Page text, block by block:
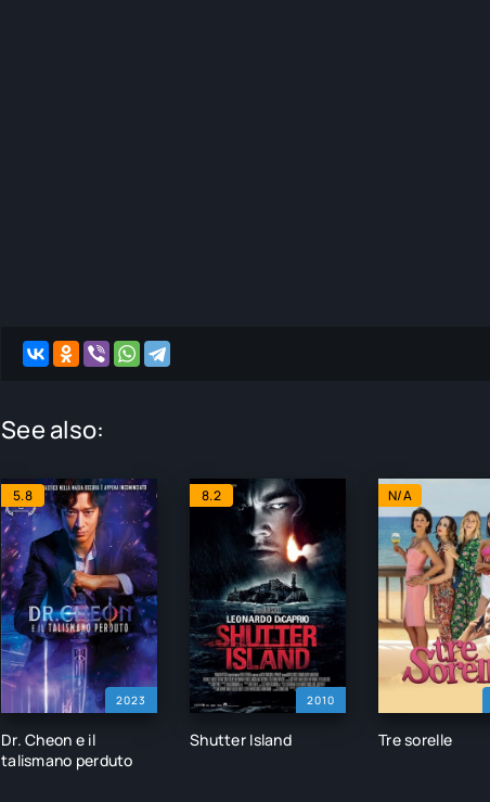
See also:
2023
5.8
Dr. Cheon e il
talismano perduto
2010
8.2
Shutter Island
N/A
Tre sorelle